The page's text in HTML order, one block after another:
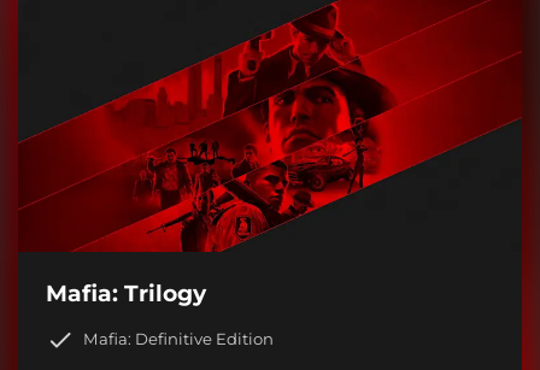
Mafia: Trilogy
Mafia: Definitive Edition